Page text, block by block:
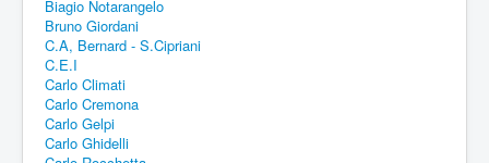
Biagio Notarangelo
Bruno Giordani
C.A, Bernard - S.Cipriani
C.E.I
Carlo Climati
Carlo Cremona
Carlo Gelpi
Carlo Ghidelli